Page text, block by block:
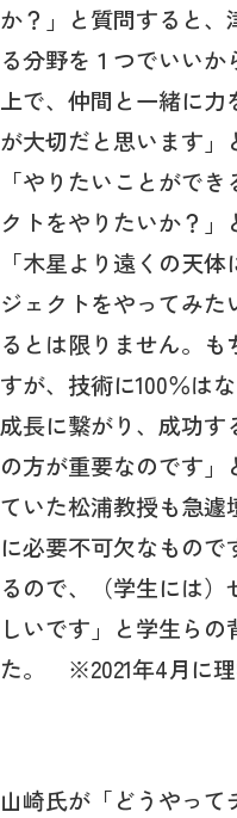
か？」と質問すると、
る分野を１つでいい
上で、仲間と一緒に力
が大切だと思います」
「やりたいことがで
クトをやりたいか？
「木星より遠くの天
ジェクトをやってみ
るとは限りません。
すが、技術に100％は
成長に繋がり、成功す
の方が重要なのです」
ていた松浦教授も急
に必要不可欠なもの
るので、（学生には
しいです」と学生ら
た。 ※2021年4月に
山崎氏が「どうやっ